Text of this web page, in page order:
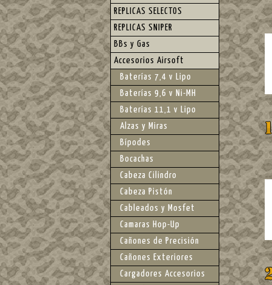
REPLICAS SELECTOS
REPLICAS SNIPER
BBs y Gas
Accesorios Airsoft
Baterías 7,4 v Lipo
Baterías 9,6 v Ni-MH
Baterías 11,1 v Lipo
Alzas y Miras
Bípodes
Bocachas
Cabeza Cilindro
Cabeza Pistón
Cableados y Mosfet
Camaras Hop-Up
Cañones de Precisión
Cañones Exteriores
Cargadores Accesorios